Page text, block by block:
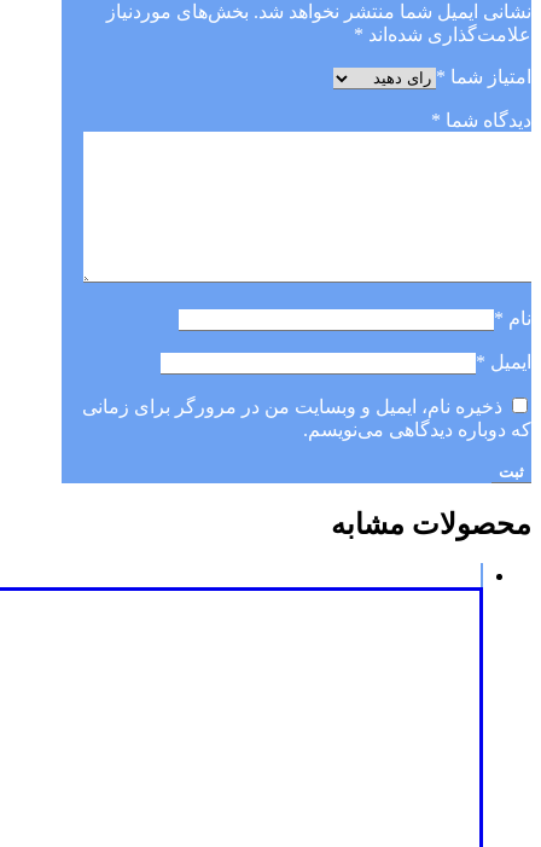
نشانی ایمیل شما منتشر نخواهد شد. بخش‌های موردنیاز
علامت‌گذاری شده‌اند *
امتیاز شما *
دیدگاه شما *
نام *
ایمیل *
ذخیره نام، ایمیل و وبسایت من در مرورگر برای زمانی
که دوباره دیدگاهی می‌نویسم.
محصولات مشابه